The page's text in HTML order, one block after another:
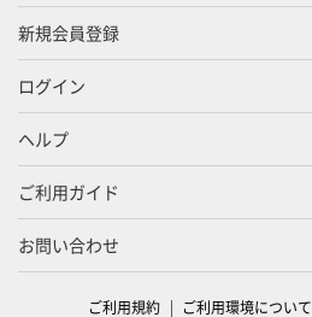
新規会員登録
ログイン
ヘルプ
ご利用ガイド
お問い合わせ
ご利用規約 ご利用環境について